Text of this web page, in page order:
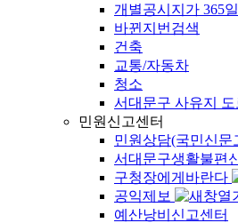
개별공시지가 365
바뀐지번검색
건축
교통/자동차
청소
서대문구 사유지 도
민원신고센터
민원상담(국민신문
서대문구생활불편
구청장에게바란다
공익제보
예산낭비신고센터